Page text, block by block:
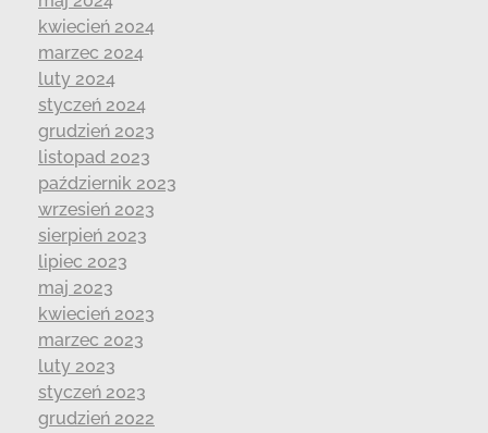
kwiecień 2024
marzec 2024
luty 2024
styczeń 2024
grudzień 2023
listopad 2023
październik 2023
wrzesień 2023
sierpień 2023
lipiec 2023
maj 2023
kwiecień 2023
marzec 2023
luty 2023
styczeń 2023
grudzień 2022